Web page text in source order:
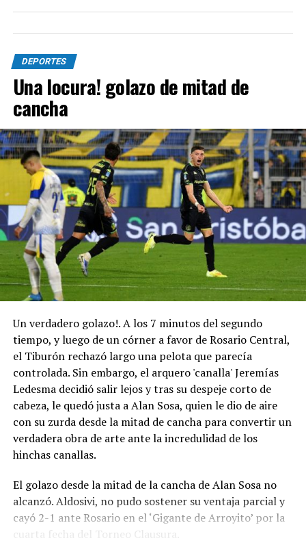
DEPORTES
Una locura! golazo de mitad de
cancha
Un verdadero golazo!. A los 7 minutos del segundo
tiempo, y luego de un córner a favor de Rosario Central,
el Tiburón rechazó largo una pelota que parecía
controlada. Sin embargo, el arquero 'canalla' Jeremías
Ledesma decidió salir lejos y tras su despeje corto de
cabeza, le quedó justa a Alan Sosa, quien le dio de aire
con su zurda desde la mitad de cancha para convertir un
verdadera obra de arte ante la incredulidad de los
hinchas canallas.
El golazo desde la mitad de la cancha de Alan Sosa no
alcanzó. Aldosivi, no pudo sostener su ventaja parcial y
cayó 2-1 ante Rosario en el ‘Gigante de Arroyito’ por la
cuarta fecha del Torneo Clausura.